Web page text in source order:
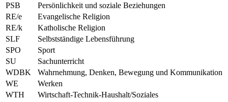
PSB
Persönlichkeit und soziale Beziehungen
RE/e
Evangelische Religion
RE/k
Katholische Religion
SLF
Selbstständige Lebensführung
SPO
Sport
SU
Sachunterricht
WDBK
Wahrnehmung, Denken, Bewegung und Kommunikation
WE
Werken
WTH
Wirtschaft-Technik-Haushalt/Soziales